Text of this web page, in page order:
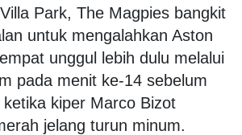
Park, The Magpies bangkit
untuk mengalahkan Aston
unggul lebih dulu melalui
pada menit ke-14 sebelum
kiper Marco Bizot
jelang turun minum.